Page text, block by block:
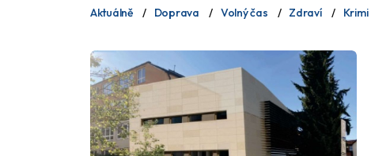
Aktuálně Doprava Volný čas Zdraví Krimi